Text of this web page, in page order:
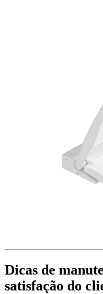
Dicas de
satisfação do